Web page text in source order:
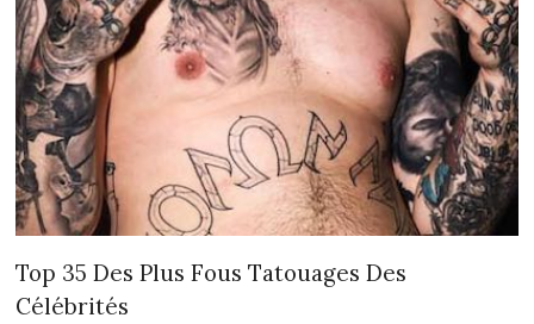
Top 35 Des Plus Fous Tatouages Des
Célébrités